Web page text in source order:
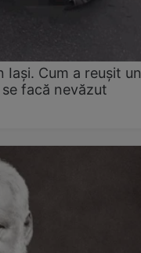
Iași. Cum a reușit un
facă nevăzut